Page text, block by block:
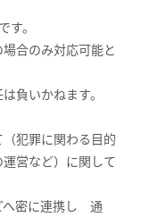
。
合のみ対応可能と
負いかねます。
犯罪に関わる目的
営など）に関して
へ密に連携し 通